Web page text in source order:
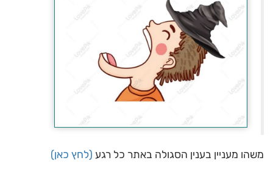
משהו מעניין בענין הסגולה באתר כל רגע (לחץ כאן)